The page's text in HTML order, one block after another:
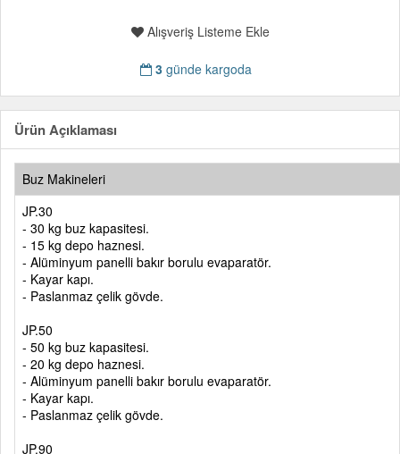
Alışveriş Listeme Ekle
3günde kargoda
Ürün Açıklaması
Buz Makineleri
JP.30
- 30 kg buz kapasitesi.
- 15 kg depo haznesi.
- Alüminyum panelli bakır borulu evaparatör.
- Kayar kapı.
- Paslanmaz çelik gövde.
JP.50
- 50 kg buz kapasitesi.
- 20 kg depo haznesi.
- Alüminyum panelli bakır borulu evaparatör.
- Kayar kapı.
- Paslanmaz çelik gövde.
JP.90